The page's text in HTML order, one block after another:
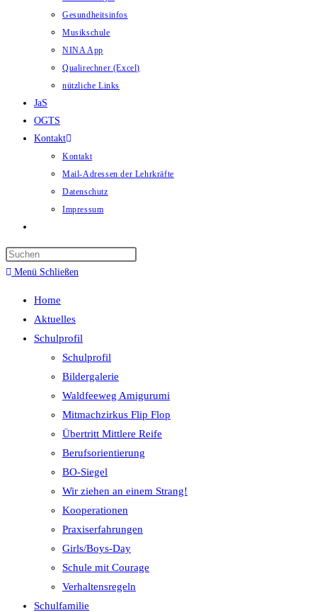
Gesundheitsinfos
Musikschule
NINA App
Qualirechner (Excel)
nützliche Links
JaS
OGTS
Kontakt
Kontakt
Mail-Adressen der Lehrkräfte
Datenschutz
Impressum
umschalten
Menü Schließen
Home
Aktuelles
Schulprofil
Schulprofil
Bildergalerie
Waldfeeweg Amigurumi
Mitmachzirkus Flip Flop
Übertritt Mittlere Reife
Berufsorientierung
BO-Siegel
Wir ziehen an einem Strang!
Kooperationen
Praxiserfahrungen
Girls/Boys-Day
Schule mit Courage
Verhaltensregeln
Schulfamilie